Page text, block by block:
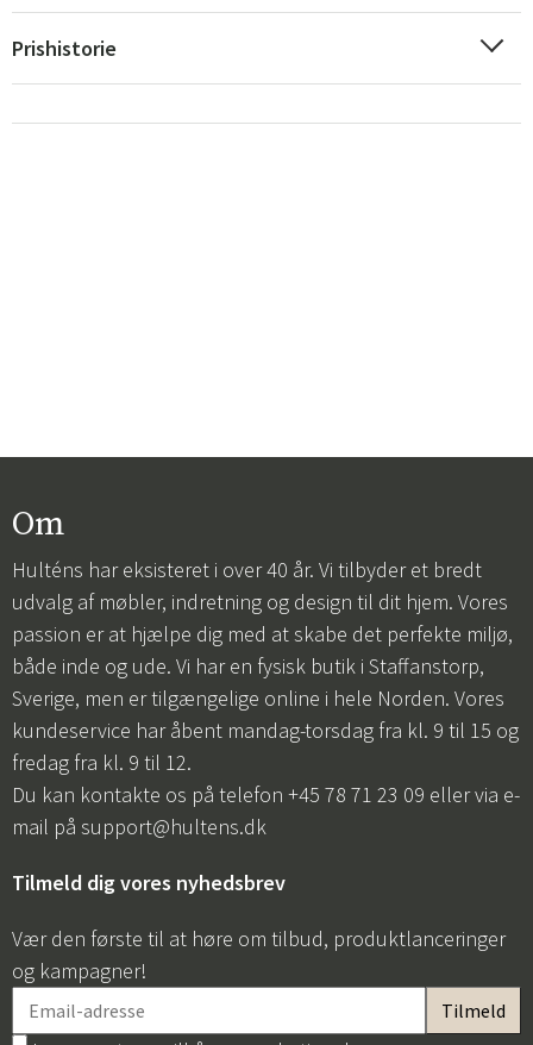
Prishistorie
Om
Hulténs har eksisteret i over 40 år. Vi tilbyder et bredt
udvalg af møbler, indretning og design til dit hjem. Vores
passion er at hjælpe dig med at skabe det perfekte miljø,
både inde og ude. Vi har en fysisk butik i Staffanstorp,
Sverige, men er tilgængelige online i hele Norden. Vores
kundeservice har åbent mandag-torsdag fra kl. 9 til 15 og
fredag fra kl. 9 til 12.
Du kan kontakte os på telefon +45 78 71 23 09 eller via e-
mail på support@hultens.dk
Tilmeld dig vores nyhedsbrev
Vær den første til at høre om tilbud, produktlanceringer
og kampagner!